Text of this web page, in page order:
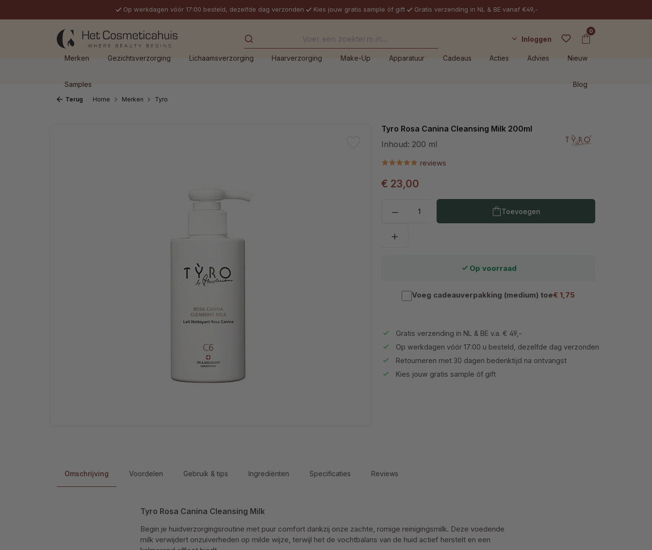
Op werkdagen vóór 17:00 besteld, dezelfde dag verzonden Kies jouw gratis sample óf gift Gratis verzending in NL & BE vanaf €49,-
Inloggen
0
Merken Gezichtsverzorging Lichaamsverzorging Haarverzorging Make-Up Apparatuur Cadeaus Acties Advies Nieuw
Samples Blog
Terug Home Merken Tyro
Tyro Rosa Canina Cleansing Milk 200ml
Inhoud: 200 ml
reviews
€ 23,00
Producthoeveelheid: Voer de
Toevoegen
Op voorraad
Voeg cadeauverpakking (medium) toe€ 1,75
Gratis verzending in NL & BE v.a. € 49,-
Op werkdagen vóór 17:00 u besteld, dezelfde dag verzonden
Retourneren met 30 dagen bedenktijd na ontvangst
Kies jouw gratis sample óf gift
Omschrijving Voordelen Gebruik & tips Ingrediënten Specificaties Reviews
Tyro Rosa Canina Cleansing Milk
Begin je huidverzorgingsroutine met puur comfort dankzij onze zachte, romige reinigingsmilk. Deze voedende
milk verwijdert onzuiverheden op milde wijze, terwijl het de vochtbalans van de huid actief herstelt en een